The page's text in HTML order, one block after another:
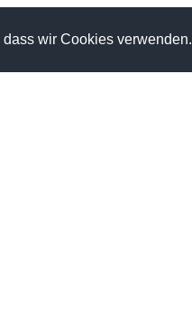
wir Cookies verwenden.